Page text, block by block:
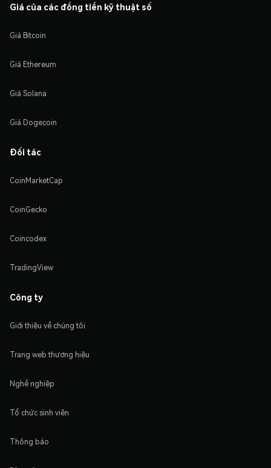
Giá của các đồng tiền kỹ thuật số
Giá Bitcoin
Giá Ethereum
Giá Solana
Giá Dogecoin
Đối tác
CoinMarketCap
CoinGecko
Coincodex
TradingView
Công ty
Giới thiệu về chúng tôi
Trang web thương hiệu
Nghề nghiệp
Tổ chức sinh viên
Thông báo